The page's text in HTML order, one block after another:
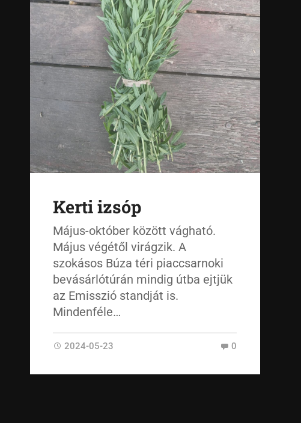
Kerti izsóp
Május-október között vágható.
Május végétől virágzik. A
szokásos Búza téri piaccsarnoki
bevásárlótúrán mindig útba ejtjük
az Emisszió standját is.
Mindenféle…
2024-05-23 0